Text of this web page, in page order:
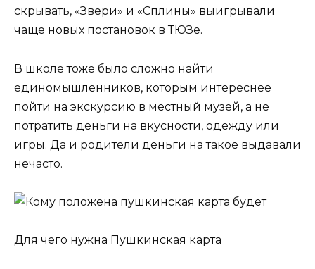
скрывать, «Звери» и «Сплины» выигрывали
чаще новых постановок в ТЮЗе.
В школе тоже было сложно найти
единомышленников, которым интереснее
пойти на экскурсию в местный музей, а не
потратить деньги на вкусности, одежду или
игры. Да и родители деньги на такое выдавали
нечасто.
Для чего нужна Пушкинская карта